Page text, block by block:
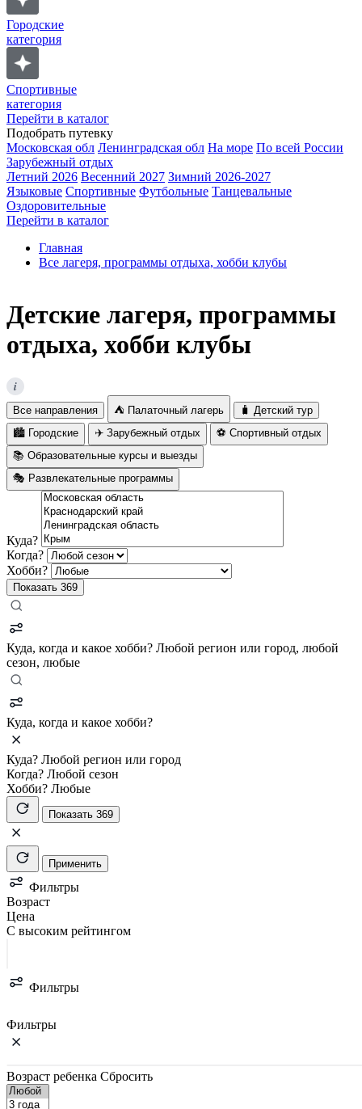
Городские
категория
Спортивные
категория
Перейти в каталог
Подобрать путевку
Московская обл Ленинградская обл На море По всей России
Зарубежный отдых
Летний 2026 Весенний 2027 Зимний 2026-2027
Языковые Спортивные Футбольные Танцевальные
Оздоровительные
Перейти в каталог
Главная
Все лагеря, программы отдыха, хобби клубы
Детские лагеря, программы
отдыха, хобби клубы
i
Все направления ⛺ Палаточный лагерь
🧳 Детский тур
🏙️ Городские
✈️ Зарубежный отдых
⚽ Спортивный отдых
📚 Образовательные курсы и выезды
🎭 Развлекательные программы
Куда?
Когда?
Хобби?
Показать 369
Куда, когда и какое хобби? Любой регион или город, любой
сезон, любые
Куда, когда и какое хобби?
Куда? Любой регион или город
Когда? Любой сезон
Хобби? Любые
Показать 369
Применить
Фильтры
Возраст
Цена
С высоким рейтингом
Фильтры
Фильтры
Возраст ребенка Сбросить